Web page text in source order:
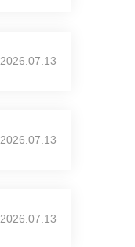
2026.07.13
2026.07.13
2026.07.13